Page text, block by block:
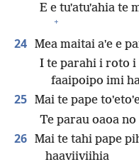
E e tuˈatuˈahia
+
24 Mea maitai aˈe e
I te parahi i roto i
faaipoipo imi
25 Mai te pape
Te parau oaoa
26 Mai te tahi pape
haaviiviihia